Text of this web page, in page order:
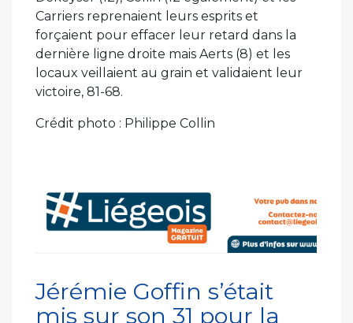
Carriers reprenaient leurs esprits et
forçaient pour effacer leur retard dans la
dernière ligne droite mais Aerts (8) et les
locaux veillaient au grain et validaient leur
victoire, 81-68.
Crédit photo : Philippe Collin
Jérémie Goffin s’était
mis sur son 31 pour la